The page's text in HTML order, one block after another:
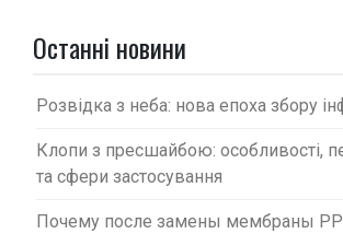
Останні новини
Розвідка з неба: нова епоха збору
Клопи з пресшайбою: особливості,
та сфери застосування
Почему после замены мембраны